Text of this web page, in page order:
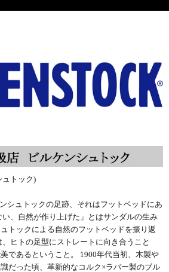
ュトック)
シュトックの足跡、それはフットベッドにあ
、自然が作り上げた」とはサンダルの生み
トックによる自然のフットベッドを振り返
ヒトの足型にストレートに向き合うこと
であるということ。 1900年代当初、木製や
だった頃、革新的なコルク×ラバー製のブル